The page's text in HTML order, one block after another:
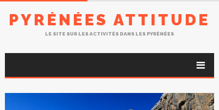
PYRÉNÉES ATTITUDE
LE SITE SUR LES ACTIVITÉS DANS LES PYRÉNÉES